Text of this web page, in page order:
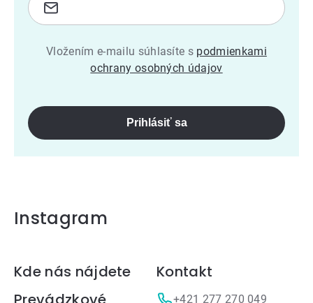
Vložením e-mailu súhlasíte s podmienkami
ochrany osobných údajov
Prihlásiť sa
Instagram
Zápätie
Kde nás nájdete
Kontakt
+421 277 270 049